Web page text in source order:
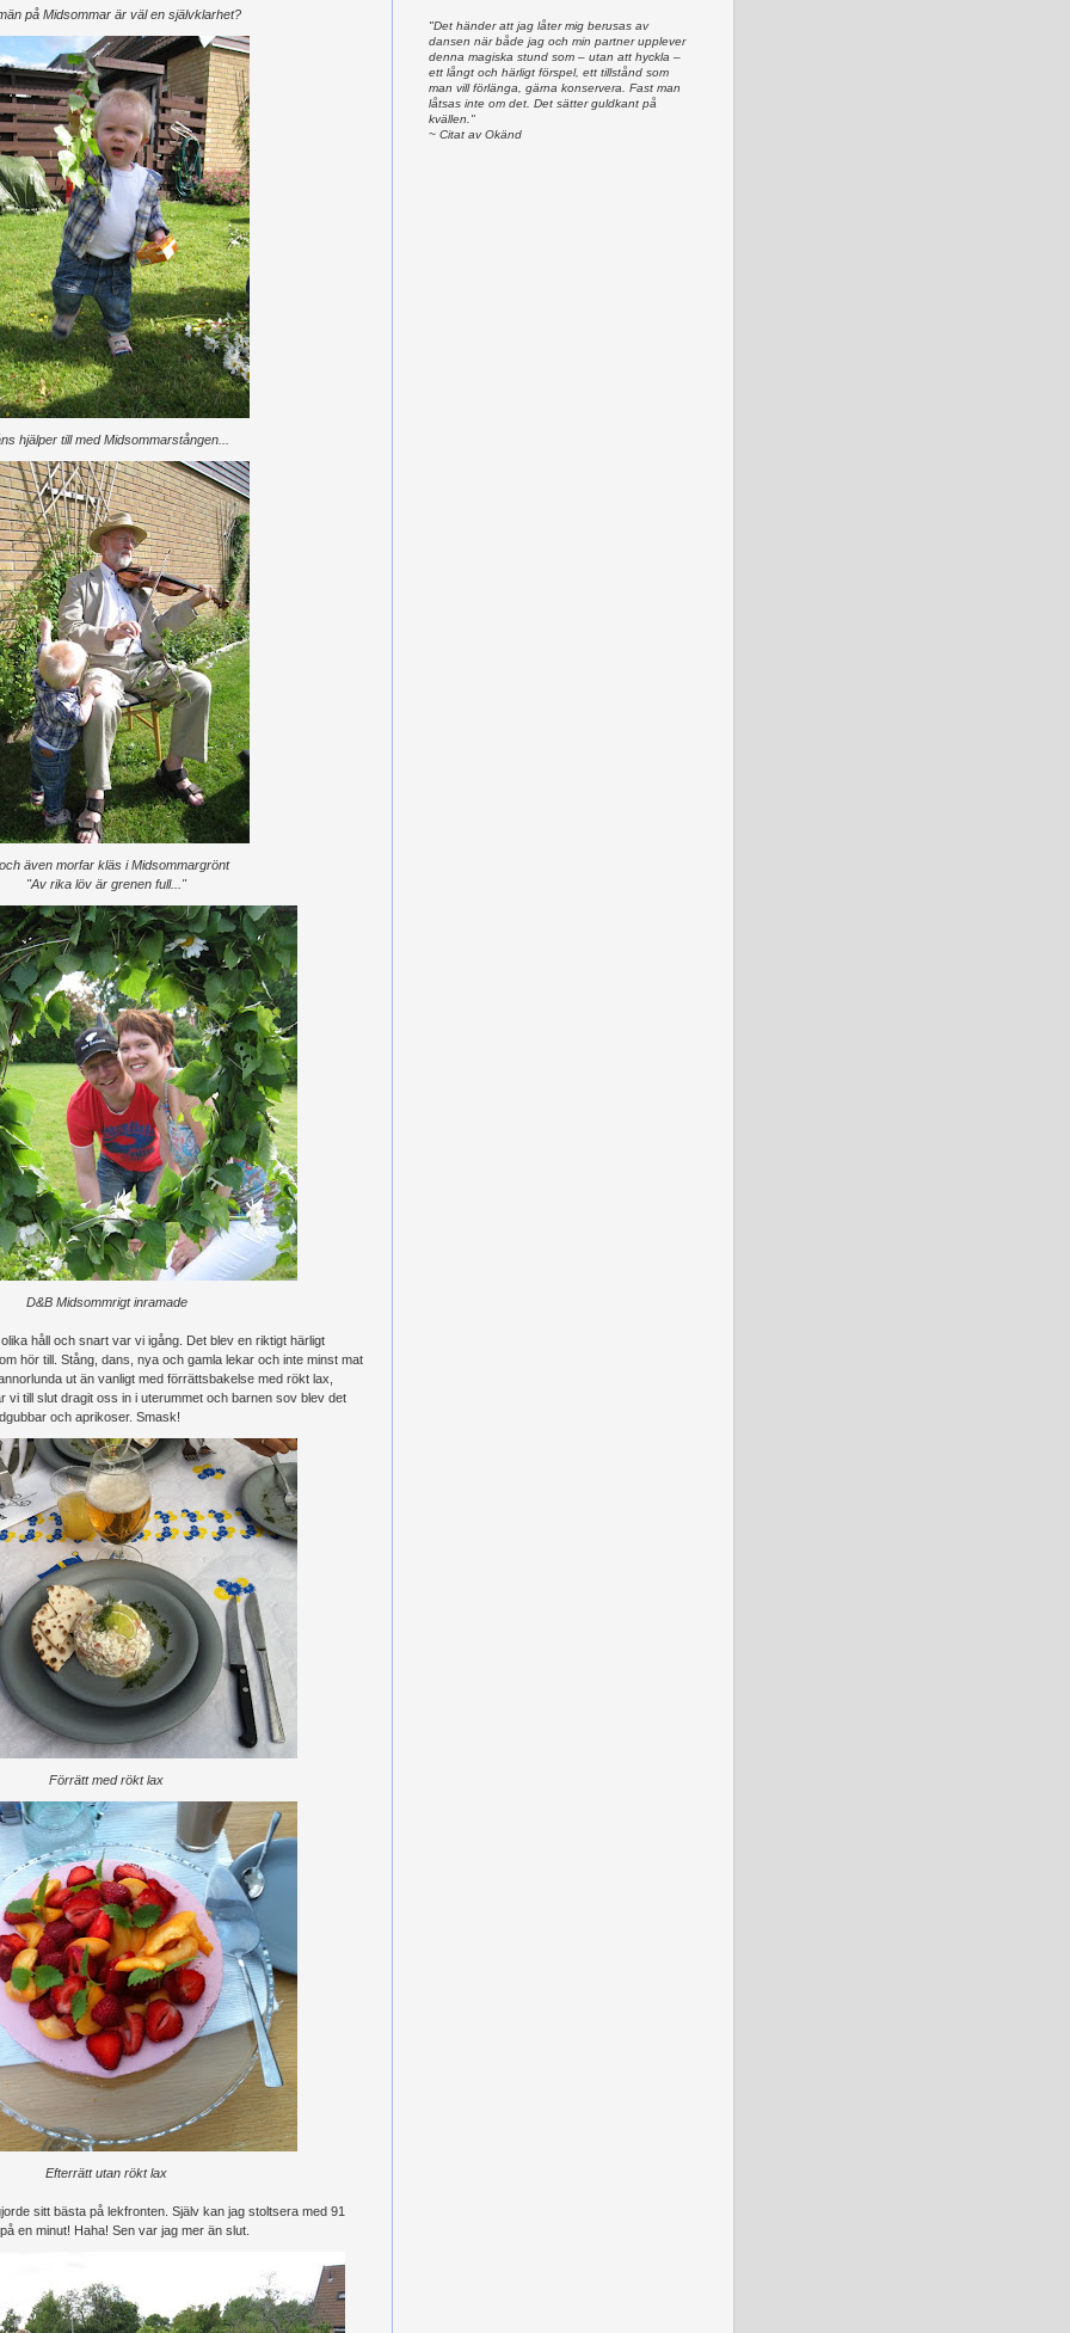
på Midsommar är väl en självklarhet?
hjälper till med Midsommarstången...
även morfar kläs i Midsommargrönt
"Av rika löv är grenen full..."
D&B Midsommrigt inramade
håll och snart var vi igång. Det blev en riktigt härligt
hör till. Stång, dans, nya och gamla lekar och inte minst mat
ut än vanligt med förrättsbakelse med rökt lax,
vi till slut dragit oss in i uterummet och barnen sov blev det
och aprikoser. Smask!
Förrätt med rökt lax
Efterrätt utan rökt lax
sitt bästa på lekfronten. Själv kan jag stoltsera med 91
en minut! Haha! Sen var jag mer än slut.
"Det händer att jag låter mig berusas av
dansen när både jag och min partner upplever
denna magiska stund som – utan att hyckla –
ett långt och härligt förspel, ett tillstånd som
man vill förlänga, gärna konservera. Fast man
låtsas inte om det. Det sätter guldkant på
kvällen."
~ Citat av Okänd